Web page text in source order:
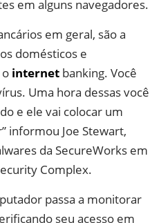
em alguns navegadores.
em geral, são a
domésticos e
internet banking. Você
Uma hora dessas você
e ele vai colocar um
informou Joe Stewart,
da SecureWorks em
Complex.
passa a monitorar
seu acesso em